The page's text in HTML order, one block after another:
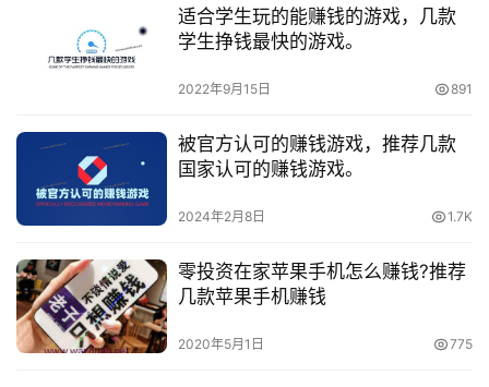
适合学生玩的能赚钱的游戏，几款
学生挣钱最快的游戏。
2022年9月15日 891
被官方认可的赚钱游戏，推荐几款
国家认可的赚钱游戏。
2024年2月8日 1.7K
零投资在家苹果手机怎么赚钱?推荐
几款苹果手机赚钱
2020年5月1日 775